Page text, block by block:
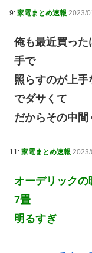
9: 家電まとめ速報 2023/
俺も最近買っ
手で
照らすのが上
でダサくて
だからその中
11: 家電まとめ速報
オーデリック
7畳
明るすぎ